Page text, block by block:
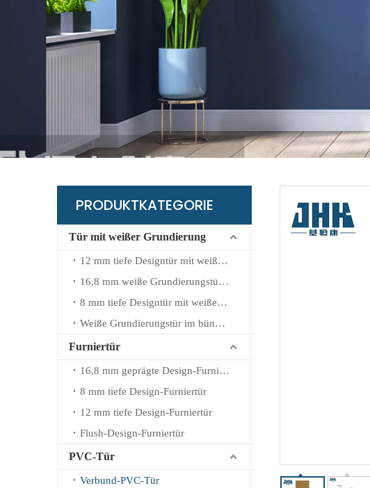
WPC-Boden
PRODUKTKATEGORIE
Tür mit weißer Grundierung
12 mm tiefe Designtür mit weißer Grundierung
16,8 mm weiße Grundierungstür mit geprägtem Design
8 mm tiefe Designtür mit weißer Grundierung
Weiße Grundierungstür im bündigen Design
Furniertür
16,8 mm geprägte Design-Furniertür
8 mm tiefe Design-Furniertür
12 mm tiefe Design-Furniertür
Flush-Design-Furniertür
PVC-Tür
Verbund-PVC-Tür